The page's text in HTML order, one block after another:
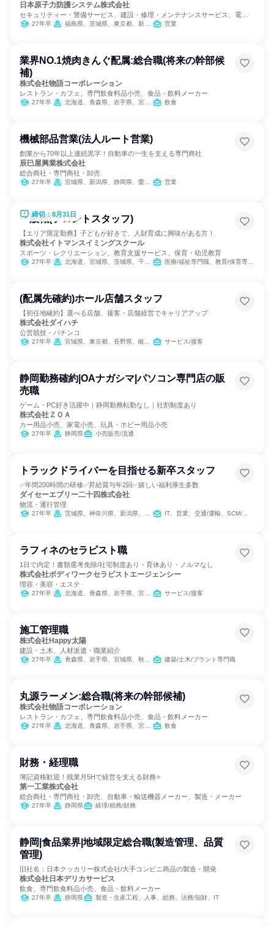
日本原子力防護システム株式会社
セキュリティー・警備サービス、建設・修理・メンテナンスサービス、電
力・ガス・水道・エネルギー
27年卒 福島県、茨城県、東京都、新潟県、福井県、静岡県 営業
業界NO.1焼肉きんぐ配属:総合職(将来の幹部候
補)
株式会社物語コーポレーション
レストラン・カフェ、専門飲食料品小売、食品・飲料メーカー
27年卒 北海道、青森県、岩手県、宮城県、秋田県、山形県、福島県、茨城県、栃木県、群馬県、埼玉県、千葉県、東京都、神奈川県、新潟県、富山県、石川県、福井県、山梨県、長野県、岐阜県、静岡県、愛知県、三重県、滋賀県、京都府、大阪府、兵庫県、奈良県、和歌山県、鳥取県、島根県、岡山県、広島県、山口県、徳島県、香川県、愛媛県、高知県、福岡県、佐賀県、長崎県、熊本県、大分県、宮崎県、鹿児島県、沖縄県 飲食
機械部品営業(法人ルート営業)
創業から70年以上連続黒字！自動車の一生を支える専門商社
辰巳屋興業株式会社
総合商社・専門商社・卸売
27年卒 宮城県、新潟県、静岡県、愛知県 営業
締切：8月31日
一般職(フロントスタッフ)
【エリア限定勤務】子どもが好きで、人財育成に興味がある方！
株式会社イトマンスイミングスクール
スポーツ・レクリエーション、教育支援サービス、保育・幼児教育
27年卒 北海道、宮城県、茨城県、千葉県、東京都、神奈川県、静岡県、愛知県、三重県、京都府、大阪府、兵庫県、奈良県、福岡県 医療/福祉専門職、教育/保育専門職
(配属先確約)ホール店舗スタッフ
【初任地確約】選べる店舗、接客・店舗経営でキャリアアップ
株式会社ダイハチ
公営競技・パチンコ
27年卒 宮城県、東京都、長野県、岐阜県、静岡県、愛知県、大阪府 サービス/接客
静岡勤務確約|OAナガシマ|パソコン専門店の販
売職
ゲーム・PC好き活躍中｜静岡勤務転勤なし｜社割制度あり
株式会社ＺＯＡ
カー用品小売、家電小売、玩具・ホビー用品小売
27年卒 静岡県 小売販売/流通
トラックドライバーを目指せる新卒スタッフ
✅年間200時間の研修✅昇給賞与年2回✅嬉しい福利厚生多数
ダイセーエブリー二十四株式会社
物流・運行管理
27年卒 茨城県、神奈川県、新潟県、富山県、石川県、福井県、静岡県、愛知県、三重県、京都府、大阪府、兵庫県、岡山県、広島県、徳島県、香川県 IT、営業、交通/運輸、SCM/生産管理/購買/物流
ラフィネのセラピスト職
1日で内定！書類選考免除/社宅制度あり・育休あり・ノルマなし
株式会社ボディワークセラピストエージェンシー
理容・美容・エステ
27年卒 北海道、青森県、岩手県、宮城県、秋田県、山形県、福島県、茨城県、栃木県、群馬県、埼玉県、千葉県、東京都、神奈川県、新潟県、富山県、石川県、福井県、山梨県、長野県、岐阜県、静岡県、愛知県、三重県、滋賀県、京都府、大阪府、兵庫県、奈良県、和歌山県、鳥取県、島根県、岡山県、広島県、山口県、徳島県、香川県、愛媛県、高知県、福岡県、佐賀県、長崎県、熊本県、大分県、宮崎県、鹿児島県、沖縄県 サービス/接客
施工管理職
株式会社Happy太陽
建設・土木、人材派遣・職業紹介
27年卒 青森県、岩手県、宮城県、秋田県、福島県、茨城県、埼玉県、東京都、神奈川県、山梨県、静岡県 建築/土木/プラント専門職
丸源ラーメン:総合職(将来の幹部候補)
株式会社物語コーポレーション
レストラン・カフェ、専門飲食料品小売、食品・飲料メーカー
27年卒 北海道、青森県、岩手県、宮城県、秋田県、山形県、福島県、茨城県、栃木県、群馬県、埼玉県、千葉県、東京都、神奈川県、新潟県、富山県、石川県、福井県、山梨県、長野県、岐阜県、静岡県、愛知県、三重県、滋賀県、京都府、大阪府、兵庫県、奈良県、和歌山県、鳥取県、島根県、岡山県、広島県、山口県、徳島県、香川県、愛媛県、高知県、福岡県、佐賀県、長崎県、熊本県、大分県、宮崎県、鹿児島県、沖縄県 飲食
財務・経理職
簿記資格歓迎！残業月5Hで経営を支える財務⭐
第一工業株式会社
総合商社・専門商社・卸売、自動車・輸送機器メーカー、製造・メーカー
27年卒 静岡県 経理/税務/財務
静岡|食品業界|地域限定総合職(製造管理、品質
管理)
旧社名：日本クッカリー株式会社/大手コンビニ商品の製造・開発
株式会社日本デリカサービス
飲食、専門飲食料品小売、食品・飲料メーカー
27年卒 静岡県 製造・生産工程、人事、総務、法務/知財、IT